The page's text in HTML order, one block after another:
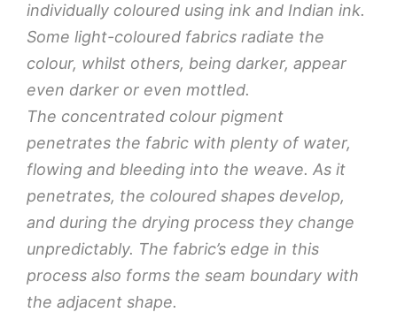
individually coloured using ink and Indian ink.
Some light-coloured fabrics radiate the
colour, whilst others, being darker, appear
even darker or even mottled.
The concentrated colour pigment
penetrates the fabric with plenty of water,
flowing and bleeding into the weave. As it
penetrates, the coloured shapes develop,
and during the drying process they change
unpredictably. The fabric’s edge in this
process also forms the seam boundary with
the adjacent shape.